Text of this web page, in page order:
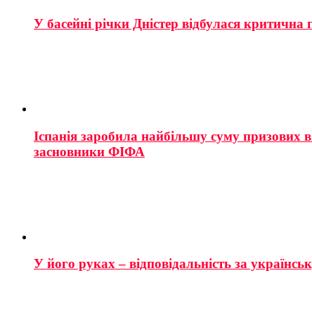
У басейні річки Дністер відбулася
Іспанія заробила найбільшу суму призових
засновники ФІФА
У його руках – відповідальність за